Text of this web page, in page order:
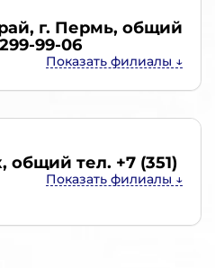
г. Пермь, общий
99-06
, общий тел. +7 (351)